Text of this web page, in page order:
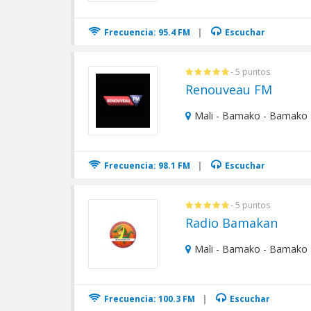
Frecuencia: 95.4 FM | Escuchar
- 5 puntos
Renouveau FM
Mali - Bamako - Bamako
Frecuencia: 98.1 FM | Escuchar
- 5 puntos
Radio Bamakan
Mali - Bamako - Bamako
Frecuencia: 100.3 FM | Escuchar